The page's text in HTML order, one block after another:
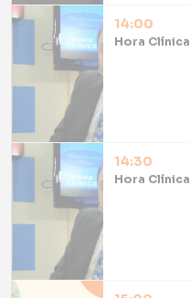
14:00
Hora Clínica
14:30
Hora Clínica